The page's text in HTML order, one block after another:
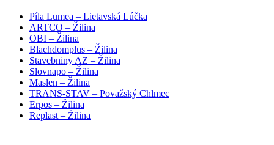
Píla Lumea – Lietavská Lúčka
ARTCO – Žilina
OBI – Žilina
Blachdomplus – Žilina
Stavebniny AZ – Žilina
Slovnapo – Žilina
Maslen – Žilina
TRANS-STAV – Považský Chlmec
Erpos – Žilina
Replast – Žilina